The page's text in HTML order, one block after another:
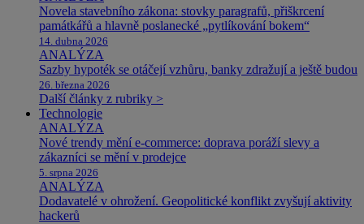
Novela stavebního zákona: stovky paragrafů, přiškrcení
památkářů a hlavně poslanecké „pytlíkování bokem“
14. dubna 2026
ANALÝZA
Sazby hypoték se otáčejí vzhůru, banky zdražují a ještě budou
26. března 2026
Další články z rubriky >
Technologie
ANALÝZA
Nové trendy mění e-commerce: doprava poráží slevy a
zákazníci se mění v prodejce
5. srpna 2026
ANALÝZA
Dodavatelé v ohrožení. Geopolitické konflikt zvyšují aktivity
hackerů